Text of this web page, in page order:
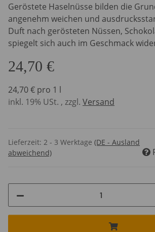
Geröstete Haselnüsse bilden die
angenehm weichen und
Duft nach gerösteten Nüssen,
spiegelt sich auch im Geschmack
24,70 €
24,70 € pro 1 l
inkl. 19% USt. , zzgl. Versand
Lieferzeit: 2 - 3 Werktage (DE - Ausland
abweichend)